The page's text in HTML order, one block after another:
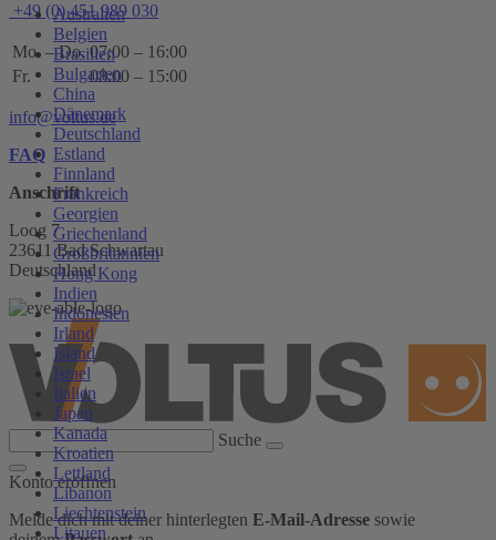
Australien
Belgien
Brasilien
Bulgarien
China
Dänemark
Deutschland
Estland
Finnland
Frankreich
Georgien
Griechenland
Großbritannien
Hong Kong
Indien
Indonesien
Irland
Island
Israel
Italien
Japan
Kanada
Kroatien
Lettland
Libanon
Liechtenstein
Litauen
+49 (0) 451 989 030
Mo. – Do. 07:00 – 16:00
Fr.
08:00 – 15:00
info@voltus.de
FAQ
Anschrift
Loog 7
23611 Bad Schwartau
Deutschland
Suche
Konto eröffnen
Melde dich mit deiner hinterlegten E-Mail-Adresse sowie